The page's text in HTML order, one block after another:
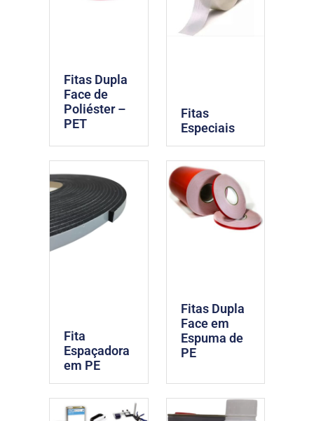
Fitas Dupla
Face de
Poliéster –
PET
Fitas
Especiais
Fita
Espaçadora
em PE
Fitas Dupla
Face em
Espuma de
PE